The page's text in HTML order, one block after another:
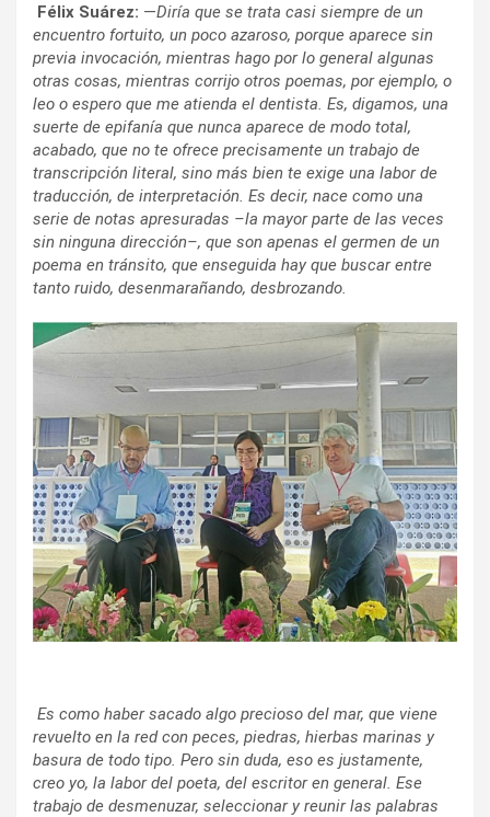
Félix Suárez: —Diría que se trata casi siempre de un
encuentro fortuito, un poco azaroso, porque aparece sin
previa invocación, mientras hago por lo general algunas
otras cosas, mientras corrijo otros poemas, por ejemplo, o
leo o espero que me atienda el dentista. Es, digamos, una
suerte de epifanía que nunca aparece de modo total,
acabado, que no te ofrece precisamente un trabajo de
transcripción literal, sino más bien te exige una labor de
traducción, de interpretación. Es decir, nace como una
serie de notas apresuradas –la mayor parte de las veces
sin ninguna dirección–, que son apenas el germen de un
poema en tránsito, que enseguida hay que buscar entre
tanto ruido, desenmarañando, desbrozando.
Es como haber sacado algo precioso del mar, que viene
revuelto en la red con peces, piedras, hierbas marinas y
basura de todo tipo. Pero sin duda, eso es justamente,
creo yo, la labor del poeta, del escritor en general. Ese
trabajo de desmenuzar, seleccionar y reunir las palabras